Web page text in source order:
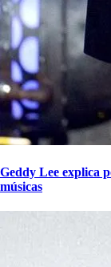
Geddy Lee explica
músicas